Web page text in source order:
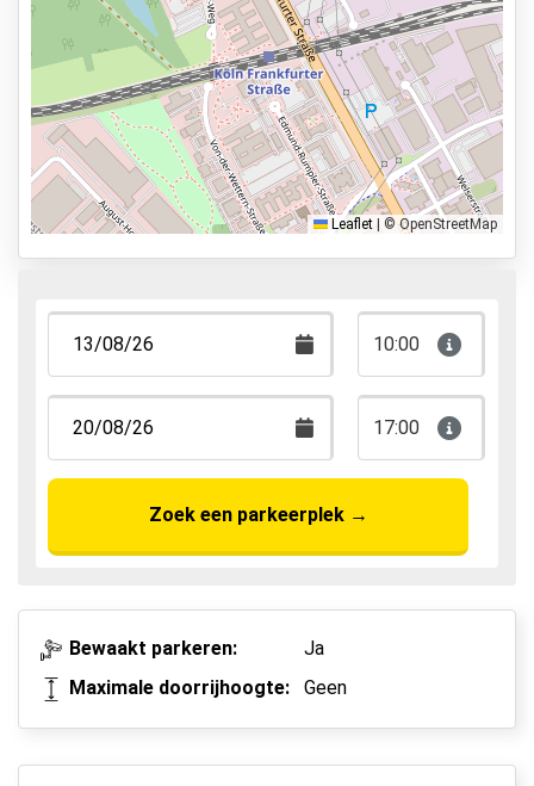
7,2km naar vertrekhal
Parkeervormen
Shuttle Parking
Valet Parking
Park & Walk
Park, Sleep & Fly
Leaflet © OpenStreetMap
10:00
17:00
Zoek een parkeerplek→
Bewaakt parkeren:
Ja
Maximale doorrijhoogte:
Geen